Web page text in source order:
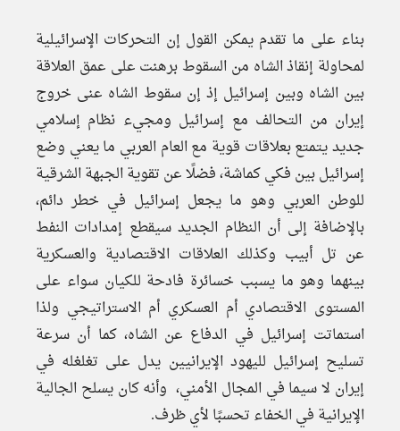
بناء على ما تقدم يمكن القول إن التحركات الإسرائيلية
لمحاولة إنقاذ الشاه من السقوط برهنت على عمق العلاقة
بين الشاه وبين إسرائيل إذ إن سقوط الشاه عنى خروج
إيران من التحالف مع إسرائيل ومجيء نظام إسلامي
جديد يتمتع بعلاقات قوية مع العام العربي ما يعني وضع
إسرائيل بين فكي كماشة، فضلًا عن تقوية الجبهة الشرقية
للوطن العربي وهو ما يجعل إسرائيل في خطر دائم،
بالإضافة إلى أن النظام الجديد سيقطع إمدادات النفط
عن تل أبيب وكذلك العلاقات الاقتصادية والعسكرية
بينهما وهو ما يسبب خسائرة فادحة للكيان سواء على
المستوى الاقتصادي أم العسكري أم الاستراتيجي ولذا
استماتت إسرائيل في الدفاع عن الشاه، كما أن سرعة
تسليح إسرائيل لليهود الإيرانيين يدل على تغلغله في
إيران لا سيما في المجال الأمني، وأنه كان يسلح الجالية
الإيرانية في الخفاء تحسبًا لأي ظرف.